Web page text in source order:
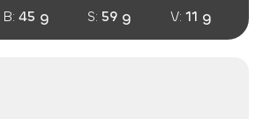
B: 45 g S: 59 g V: 11 g